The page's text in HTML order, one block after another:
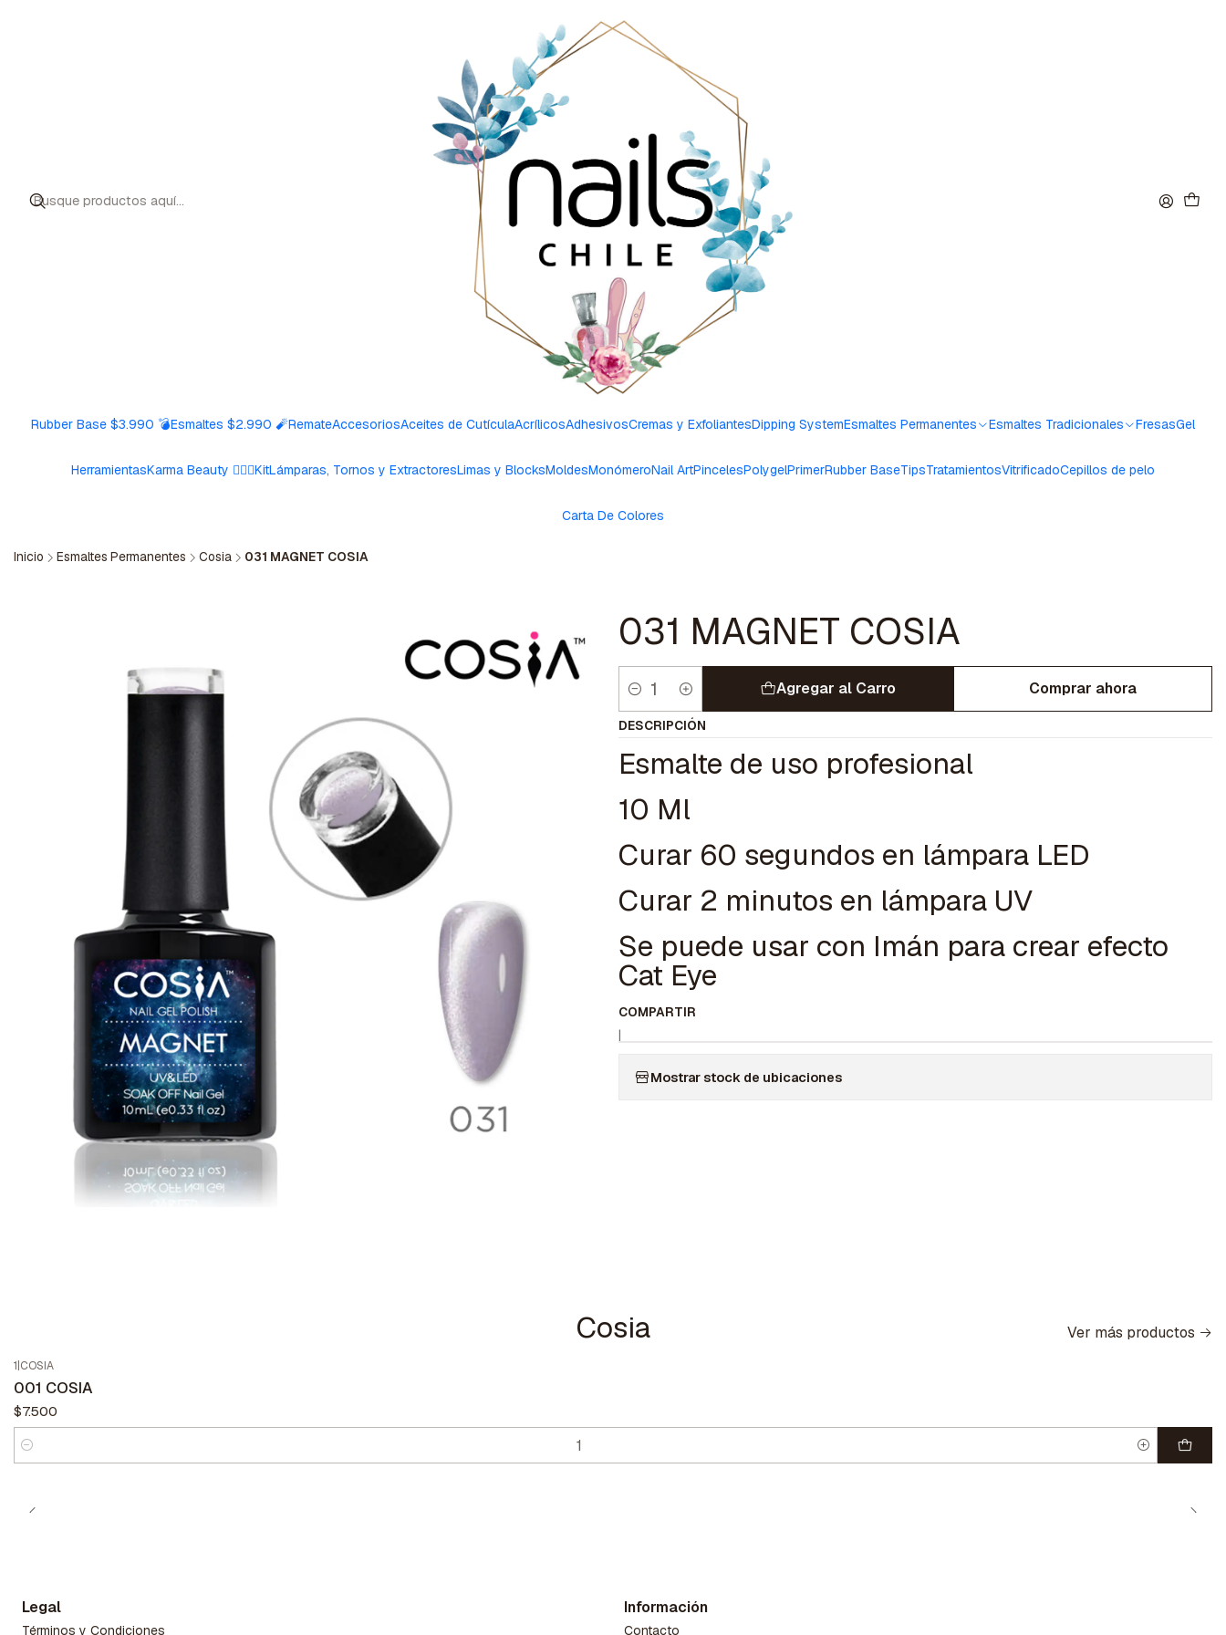
Rubber Base $3.990 💣Esmaltes $2.990 🧨RemateAccesoriosAceites de CutículaAcrílicosAdhesivosCremas y ExfoliantesDipping SystemEsmaltes Permanentes Esmaltes Tradicionales FresasGel
HerramientasKarma Beauty 🧘🏼‍♀️KitLámparas, Tornos y ExtractoresLimas y BlocksMoldesMonómeroNail ArtPincelesPolygelPrimerRubber BaseTipsTratamientosVitrificadoCepillos de pelo
Carta De Colores
Inicio Esmaltes Permanentes Cosia 031 MAGNET COSIA
031 MAGNET COSIA
Cantidad
Agregar al Carro Comprar ahora
DESCRIPCIÓN
Esmalte de uso profesional
10 Ml
Curar 60 segundos en lámpara LED
Curar 2 minutos en lámpara UV
Se puede usar con Imán para crear efecto
Cat Eye
COMPARTIR
|
Mostrar stock de ubicaciones
Cosia Ver más productos
1 COSIA
001 COSIA
$7.500
Cantidad
Legal
Términos y Condiciones
Información
Contacto